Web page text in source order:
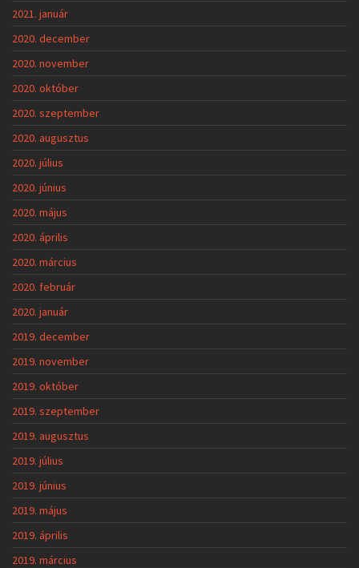
2021. január
2020. december
2020. november
2020. október
2020. szeptember
2020. augusztus
2020. július
2020. június
2020. május
2020. április
2020. március
2020. február
2020. január
2019. december
2019. november
2019. október
2019. szeptember
2019. augusztus
2019. július
2019. június
2019. május
2019. április
2019. március